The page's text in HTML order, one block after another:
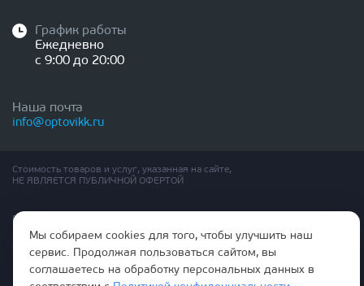
График работы
Ежедневно
с 9:00 до 20:00
Наша почта
info@optovikk.ru
Стоимость товаров и услуг, указанная на сайте,
НЕ ЯВЛЯЕТСЯ ПУБЛИЧНОЙ ОФЕРТОЙ
Правила эксплутации входных и межкомнатных дверей
Политика обработки персональных данных
Согласие на обработку персональных данных
Мы собираем cookies для того, чтобы улучшить наш
сервис. Продолжая пользоваться сайтом, вы
соглашаетесь на обработку персональных данных в